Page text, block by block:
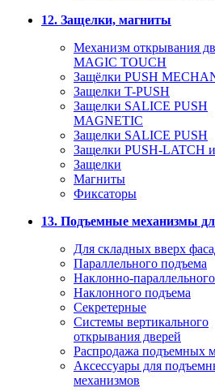
12. Защелки, магниты
Механизм открывания
MAGIC TOUCH
Защёлки PUSH
Защелки T-PUSH
Защелки SALICE PUSH
MAGNETIC
Защелки SALICE PUSH
Защелки PUSH-LATCH
Защелки
Магниты
Фиксаторы
13. Подъемные механизмы
Для складных вверх
Параллельного подъема
Наклонно-
Наклонного подъема
Секретерные
Системы вертикального
открывания дверей
Распродажа подъемных
Аксессуары для
механизмов